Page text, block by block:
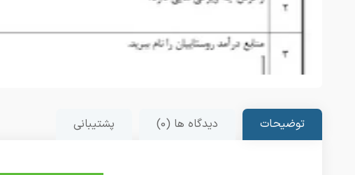
توضیحات دیدگاه ها (0) پشتیبانی